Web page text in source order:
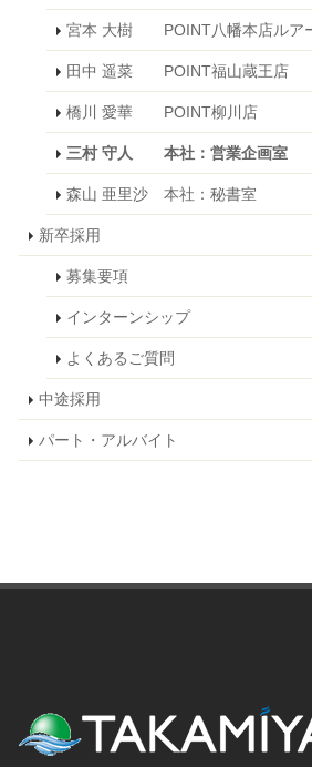
宮本 大樹 POINT八幡本店ルア
田中 遥菜 POINT福山蔵王店
橋川 愛華 POINT柳川店
三村 守人 本社：営業企画室
森山 亜里沙 本社：秘書室
新卒採用
募集要項
インターンシップ
よくあるご質問
中途採用
パート・アルバイト